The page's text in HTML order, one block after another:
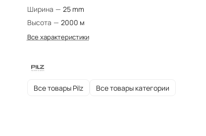
Ширина — 25 mm
Высота — 2000 м
Все характеристики
Все товары Pilz Все товары категории